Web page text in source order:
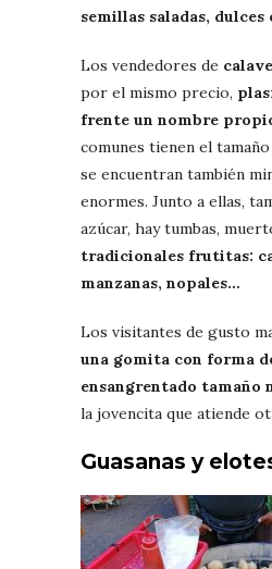
semillas saladas, dulces
Los vendedores de
por el mismo precio,
frente un nombre
comunes tienen el
se encuentran también
enormes. Junto a ellas,
azúcar, hay tumbas,
tradicionales frutitas:
manzanas, nopales…
Los visitantes de gusto
una gomita con forma
ensangrentado tamaño
la jovencita que atiende
Guasanas y